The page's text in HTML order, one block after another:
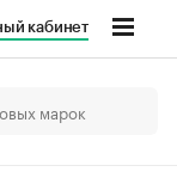
кабинет